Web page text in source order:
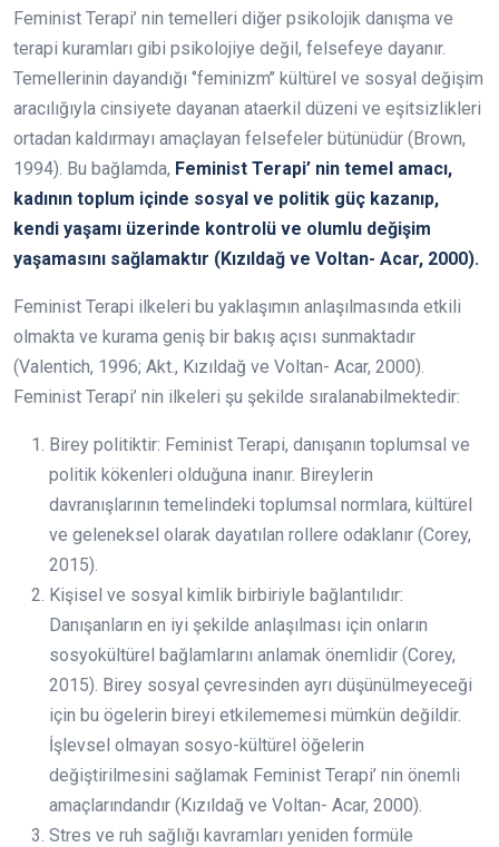
Feminist Terapi’ nin temelleri diğer psikolojik danışma ve
terapi kuramları gibi psikolojiye değil, felsefeye dayanır.
Temellerinin dayandığı ‘’feminizm’’ kültürel ve sosyal değişim
aracılığıyla cinsiyete dayanan ataerkil düzeni ve eşitsizlikleri
ortadan kaldırmayı amaçlayan felsefeler bütünüdür (Brown,
1994). Bu bağlamda, Feminist Terapi’ nin temel amacı,
kadının toplum içinde sosyal ve politik güç kazanıp,
kendi yaşamı üzerinde kontrolü ve olumlu değişim
yaşamasını sağlamaktır (Kızıldağ ve Voltan- Acar, 2000).
Feminist Terapi ilkeleri bu yaklaşımın anlaşılmasında etkili
olmakta ve kurama geniş bir bakış açısı sunmaktadır
(Valentich, 1996; Akt., Kızıldağ ve Voltan- Acar, 2000).
Feminist Terapi’ nin ilkeleri şu şekilde sıralanabilmektedir:
Birey politiktir: Feminist Terapi, danışanın toplumsal ve
politik kökenleri olduğuna inanır. Bireylerin
davranışlarının temelindeki toplumsal normlara, kültürel
ve geleneksel olarak dayatılan rollere odaklanır (Corey,
2015).
Kişisel ve sosyal kimlik birbiriyle bağlantılıdır:
Danışanların en iyi şekilde anlaşılması için onların
sosyokültürel bağlamlarını anlamak önemlidir (Corey,
2015). Birey sosyal çevresinden ayrı düşünülmeyeceği
için bu ögelerin bireyi etkilememesi mümkün değildir.
İşlevsel olmayan sosyo-kültürel öğelerin
değiştirilmesini sağlamak Feminist Terapi’ nin önemli
amaçlarındandır (Kızıldağ ve Voltan- Acar, 2000).
Stres ve ruh sağlığı kavramları yeniden formüle